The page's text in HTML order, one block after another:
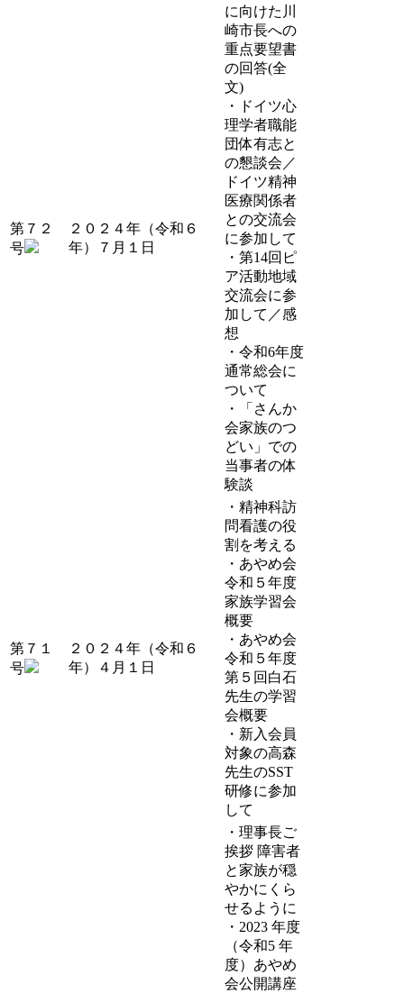
第７２
号
２０２４年（令和６
年）７月１日
に向けた川
崎市長への
重点要望書
の回答(全
文)
・ドイツ心
理学者職能
団体有志と
の懇談会／
ドイツ精神
医療関係者
との交流会
に参加して
・第14回ピ
ア活動地域
交流会に参
加して／感
想
・令和6年度
通常総会に
ついて
・「さんか
会家族のつ
どい」での
当事者の体
験談
第７１
号
２０２４年（令和６
年）４月１日
・精神科訪
問看護の役
割を考える
・あやめ会
令和５年度
家族学習会
概要
・あやめ会
令和５年度
第５回白石
先生の学習
会概要
・新入会員
対象の高森
先生のSST
研修に参加
して
・理事長ご
挨拶 障害者
と家族が穏
やかにくら
せるように
・2023 年度
（令和5 年
度）あやめ
会公開講座